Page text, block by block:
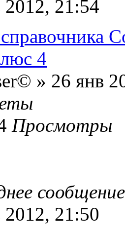
2012, 21:54
4
» 26 янв
Просмотры
сообщение
2012, 21:50